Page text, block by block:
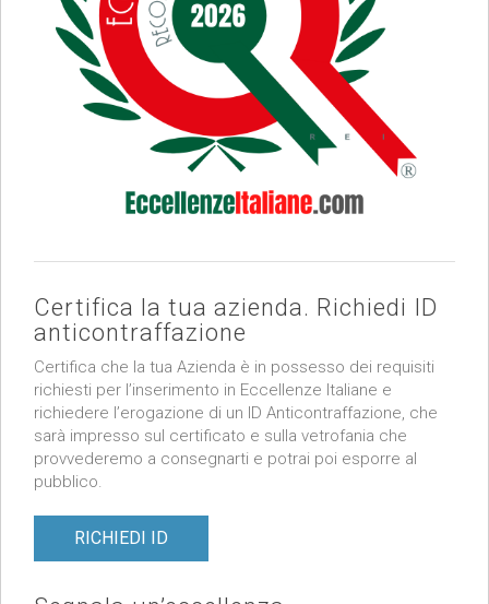
Certifica la tua azienda. Richiedi ID
anticontraffazione
Certifica che la tua Azienda è in possesso dei requisiti
richiesti per l’inserimento in Eccellenze Italiane e
richiedere l’erogazione di un ID Anticontraffazione, che
sarà impresso sul certificato e sulla vetrofania che
provvederemo a consegnarti e potrai poi esporre al
pubblico.
RICHIEDI ID